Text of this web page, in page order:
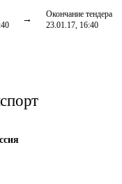
Окончание тендера
23.01.17, 16:40